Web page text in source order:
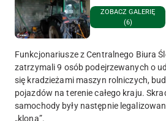
ZOBACZ GALERIĘ
(6)
Funkcjonariusze z Centralnego Biura
zatrzymali 9 osób podejrzewanych o
się kradzieżami maszyn rolniczych,
pojazdów na terenie całego kraju.
samochody były następnie
„klona”.